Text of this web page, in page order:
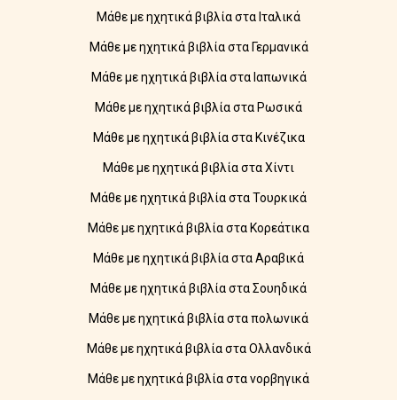
Μάθε με ηχητικά βιβλία στα Ιταλικά
Μάθε με ηχητικά βιβλία στα Γερμανικά
Μάθε με ηχητικά βιβλία στα Ιαπωνικά
Μάθε με ηχητικά βιβλία στα Ρωσικά
Μάθε με ηχητικά βιβλία στα Κινέζικα
Μάθε με ηχητικά βιβλία στα Χίντι
Μάθε με ηχητικά βιβλία στα Τουρκικά
Μάθε με ηχητικά βιβλία στα Κορεάτικα
Μάθε με ηχητικά βιβλία στα Αραβικά
Μάθε με ηχητικά βιβλία στα Σουηδικά
Μάθε με ηχητικά βιβλία στα πολωνικά
Μάθε με ηχητικά βιβλία στα Ολλανδικά
Μάθε με ηχητικά βιβλία στα νορβηγικά